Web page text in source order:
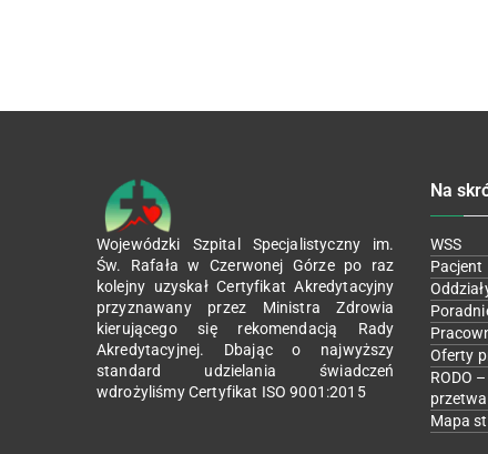
Wojewódzki Szpital Specjalistyczny im.
Św. Rafała w Czerwonej Górze po raz
kolejny uzyskał Certyfikat Akredytacyjny
przyznawany przez Ministra Zdrowia
kierującego się rekomendacją Rady
Akredytacyjnej. Dbając o najwyższy
standard udzielania świadczeń
wdrożyliśmy Certyfikat ISO 9001:2015
Na
WSS
Pacjent
Oferty
RODO
Mapa